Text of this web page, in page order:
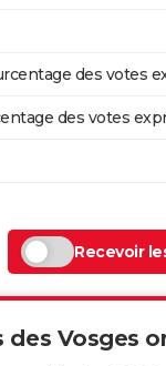
des votes
des votes
Recevoir
des Vosges